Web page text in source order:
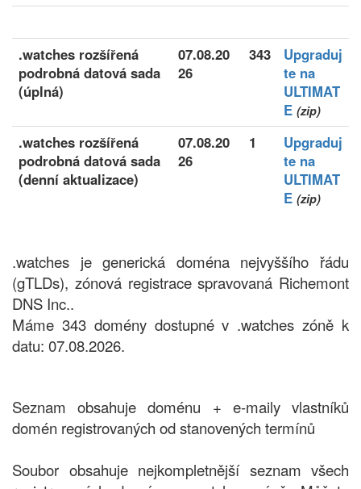
.watches rozšířená
podrobná datová sada
(úplná)
07.08.20
26
343
Upgraduj
te na
ULTIMAT
E (zip)
.watches rozšířená
podrobná datová sada
(denní aktualizace)
07.08.20
26
1
Upgraduj
te na
ULTIMAT
E (zip)
.watches je generická doména nejvyššího řádu
(gTLDs), zónová registrace spravovaná Richemont
DNS Inc..
Máme 343 domény dostupné v .watches zóně k
datu: 07.08.2026.
Seznam obsahuje doménu + e-maily vlastníků
domén registrovaných od stanovených termínů
Soubor obsahuje nejkompletnější seznam všech